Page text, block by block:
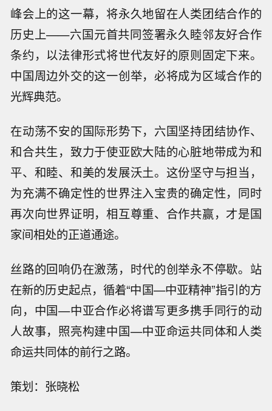
峰会上的这一幕，将永久地留在人类团结合作的
历史上——六国元首共同签署永久睦邻友好合作
条约，以法律形式将世代友好的原则固定下来。
中国周边外交的这一创举，必将成为区域合作的
光辉典范。
在动荡不安的国际形势下，六国坚持团结协作、
和合共生，致力于使亚欧大陆的心脏地带成为和
平、和睦、和美的发展沃土。这份坚守与担当，
为充满不确定性的世界注入宝贵的确定性，同时
再次向世界证明，相互尊重、合作共赢，才是国
家间相处的正道通途。
丝路的回响仍在激荡，时代的创举永不停歇。站
在新的历史起点，循着“中国—中亚精神”指引的方
向，中国—中亚合作必将谱写更多携手同行的动
人故事，照亮构建中国—中亚命运共同体和人类
命运共同体的前行之路。
策划：张晓松